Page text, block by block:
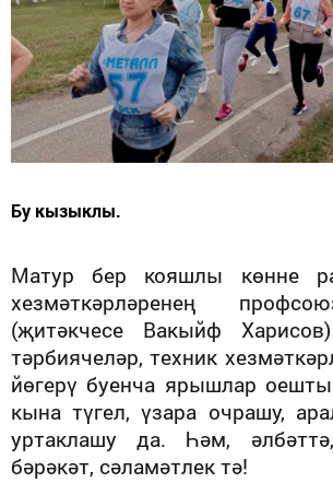
Бу кызыклы.
Матур бер кояшлы көнне
хезмәткәрләренең
(җитәкчесе Вакыйф
тәрбиячеләр, техник
йөгерү буенча ярышлар
кына түгел, үзара очрашу,
уртаклашу да. Һәм,
бәрәкәт, сәламәтлек тә!